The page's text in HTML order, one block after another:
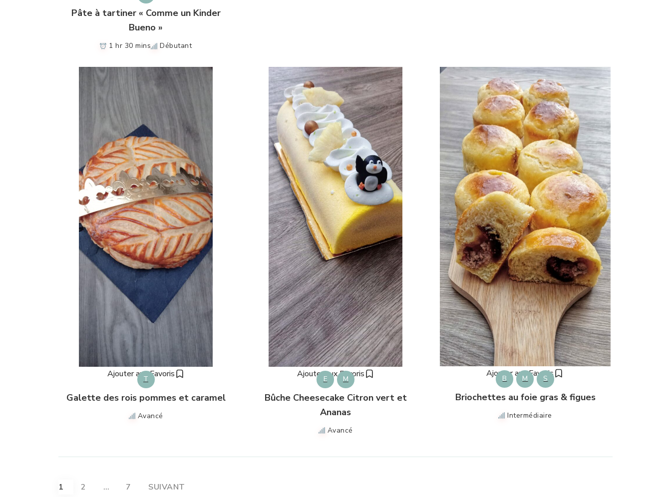
Pâte à tartiner « Comme un Kinder
Bueno »
1 hr 30 mins Débutant
Ajouter aux Favoris
T
Galette des rois pommes et caramel
Avancé
Ajouter aux Favoris
E M
Bûche Cheesecake Citron vert et
Ananas
Avancé
Ajouter aux Favoris
B M S
Briochettes au foie gras & figues
Intermédiaire
Pagination
1 2 … 7 SUIVANT